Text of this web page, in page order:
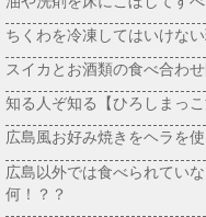
ちくわを冷凍してはいけな
スイカとお酒類の食べ合わ
知る人ぞ知る【ひろしまっこ
広島風お好み焼きをヘラを
広島以外では食べられてい
何！？？